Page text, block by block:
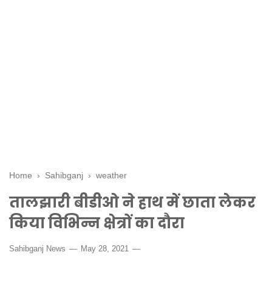
Home › Sahibganj › weather
तालझारी बीडीओ ने हाथ में छाता लेकर
किया विभिन्न क्षेत्रों का दौरा
Sahibganj News May 28, 2021